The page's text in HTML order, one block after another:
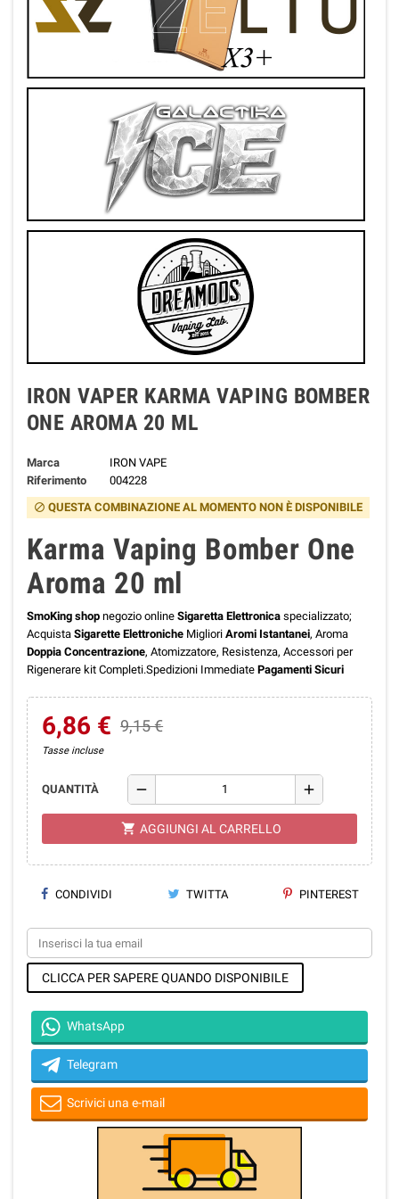
IRON VAPER KARMA VAPING BOMBER
ONE AROMA 20 ML
Marca
IRON VAPE
Riferimento
004228
block QUESTA COMBINAZIONE AL MOMENTO NON È DISPONIBILE
Karma Vaping Bomber One
Aroma 20 ml
SmoKing shop negozio online Sigaretta Elettronica specializzato;
Acquista Sigarette Elettroniche Migliori Aromi Istantanei, Aroma
Doppia Concentrazione, Atomizzatore, Resistenza, Accessori per
Rigenerare kit Completi.Spedizioni Immediate Pagamenti Sicuri
6,86 € 9,15 €
Tasse incluse
QUANTITÀ remove add
shopping_cart AGGIUNGI AL CARRELLO
CONDIVIDI TWITTA PINTEREST
CLICCA PER SAPERE QUANDO DISPONIBILE
WhatsApp
Telegram
Scrivici una e-mail